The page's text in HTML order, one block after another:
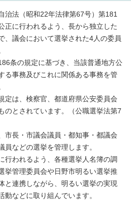
治法（昭和22年法律第67号）第181
正に行われるよう、長から独立した
、議会において選挙された4人の委員
条の規定に基づき、当該普通地方公
る事務及びこれに関係ある事務を管
定は、検察官、都道府県公安委員会
のとされています。（公職選挙法第7
市長・市議会議員・都知事・都議会
などの選挙を管理します。
行われるよう、各種選挙人名簿の調
挙管理委員会や日野市明るい選挙推
と連携しながら、明るい選挙の実現
などに取り組んでいます。